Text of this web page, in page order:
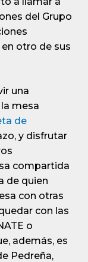
del Grupo
otro de sus
una
mesa
de
y disfrutar
compartida
de quien
con otras
con las
o
además, es
Pedreña,